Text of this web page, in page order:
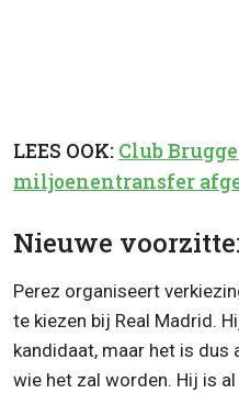
LEES OOK: Club
miljoenentransfer
Nieuwe
Perez organiseert
te kiezen bij Real Madrid.
kandidaat, maar het is dus
wie het zal worden. Hij is